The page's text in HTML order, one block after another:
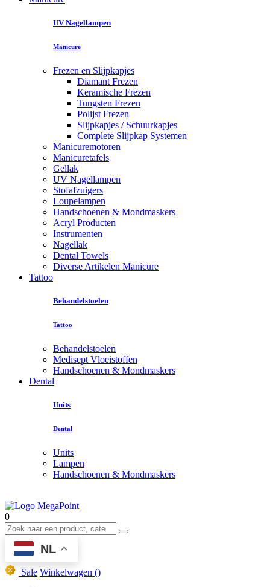
UV Nagellampen
Manicure
Frezen en Slijpkapjes
Diamant Frezen
Keramische Frezen
Tungsten Frezen
Polijst Frezen
Slijpkapjes / Schuurkapjes
Complete Slijpkap Systemen
Manicuremotoren
Manicuretafels
Gellak
UV Nagellampen
Stofafzuigers
Loupelampen
Handschoenen & Mondmaskers
Acryl Producten
Instrumenten
Nagellak
Dental Towels
Diverse Artikelen Manicure
Tattoo
Behandelstoelen
Tattoo
Behandelstoelen
Medisept Vloeistoffen
Handschoenen & Mondmaskers
Dental
Units
Dental
Units
Lampen
Handschoenen & Mondmaskers
0
NL
Sale Winkelwagen ()